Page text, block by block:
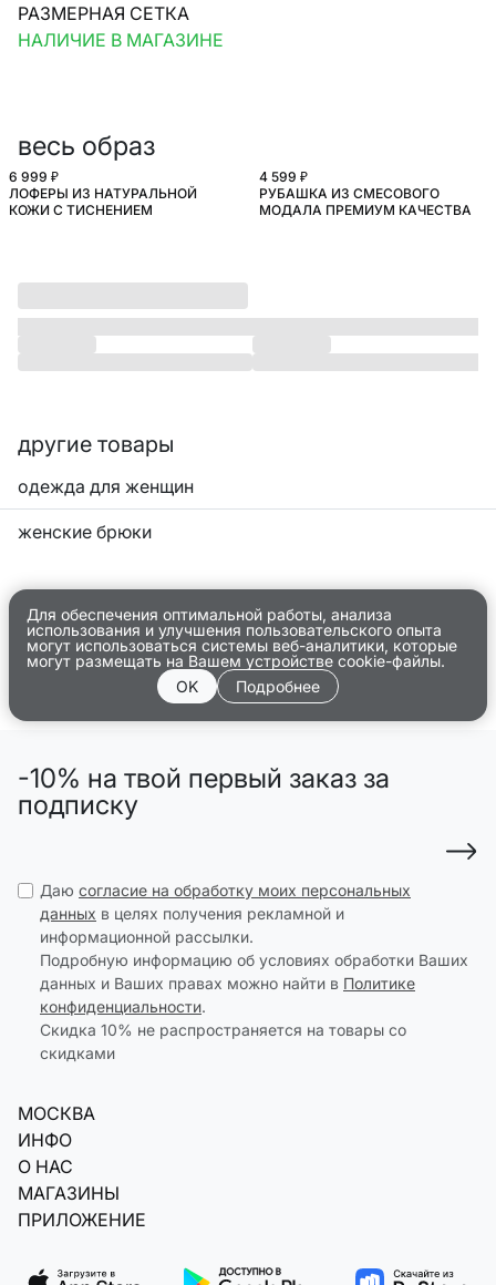
РАЗМЕРНАЯ СЕТКА
НАЛИЧИЕ В МАГАЗИНЕ
весь образ
6 999 ₽
ЛОФЕРЫ ИЗ НАТУРАЛЬНОЙ
КОЖИ С ТИСНЕНИЕМ
SELA.PREMIUM
4 599 ₽
РУБАШКА ИЗ СМЕСОВОГО
МОДАЛА ПРЕМИУМ КАЧЕСТВА
другие товары
одежда для женщин
женские брюки
Для обеспечения оптимальной работы, анализа
использования и улучшения пользовательского опыта
могут использоваться системы веб-аналитики, которые
могут размещать на Вашем устройстве cookie-файлы.
OK
Подробнее
-10% на твой первый заказ за
подписку
Даю согласие на обработку моих персональных
данных в целях получения рекламной и
информационной рассылки.
Подробную информацию об условиях обработки Ваших
данных и Ваших правах можно найти в Политике
конфиденциальности.
Скидка 10% не распространяется на товары со
скидками
МОСКВА
ИНФО
О НАС
МАГАЗИНЫ
ПРИЛОЖЕНИЕ